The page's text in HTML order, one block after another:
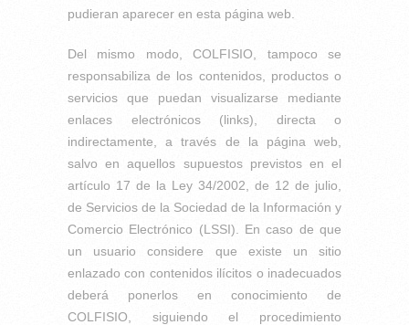
pudieran aparecer en esta página web.
Del mismo modo, COLFISIO, tampoco se
responsabiliza de los contenidos, productos o
servicios que puedan visualizarse mediante
enlaces electrónicos (links), directa o
indirectamente, a través de la página web,
salvo en aquellos supuestos previstos en el
artículo 17 de la Ley 34/2002, de 12 de julio,
de Servicios de la Sociedad de la Información y
Comercio Electrónico (LSSI). En caso de que
un usuario considere que existe un sitio
enlazado con contenidos ilícitos o inadecuados
deberá ponerlos en conocimiento de
COLFISIO, siguiendo el procedimiento